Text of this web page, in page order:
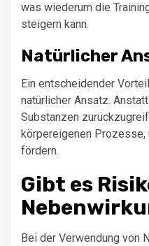
was wiederum die
steigern kann.
Natürlicher
Ein entscheidender
natürlicher Ansatz.
Substanzen
körpereigenen Prozesse,
fördern.
Gibt es
Bei der Verwendung von